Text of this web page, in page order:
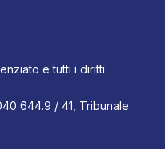
e tutti i diritti
644.9 / 41, Tribunale